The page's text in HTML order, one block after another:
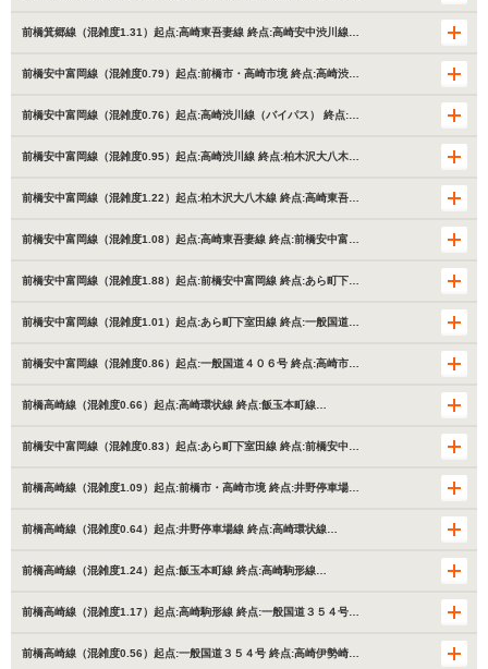
前橋箕郷線（混雑度1.31）起点:高崎東吾妻線 終点:高崎安中渋川線…
前橋安中富岡線（混雑度0.79）起点:前橋市・高崎市境 終点:高崎渋…
前橋安中富岡線（混雑度0.76）起点:高崎渋川線（バイパス） 終点:…
前橋安中富岡線（混雑度0.95）起点:高崎渋川線 終点:柏木沢大八木…
前橋安中富岡線（混雑度1.22）起点:柏木沢大八木線 終点:高崎東吾…
前橋安中富岡線（混雑度1.08）起点:高崎東吾妻線 終点:前橋安中富…
前橋安中富岡線（混雑度1.88）起点:前橋安中富岡線 終点:あら町下…
前橋安中富岡線（混雑度1.01）起点:あら町下室田線 終点:一般国道…
前橋安中富岡線（混雑度0.86）起点:一般国道４０６号 終点:高崎市…
前橋高崎線（混雑度0.66）起点:高崎環状線 終点:飯玉本町線…
前橋安中富岡線（混雑度0.83）起点:あら町下室田線 終点:前橋安中…
前橋高崎線（混雑度1.09）起点:前橋市・高崎市境 終点:井野停車場…
前橋高崎線（混雑度0.64）起点:井野停車場線 終点:高崎環状線…
前橋高崎線（混雑度1.24）起点:飯玉本町線 終点:高崎駒形線…
前橋高崎線（混雑度1.17）起点:高崎駒形線 終点:一般国道３５４号…
前橋高崎線（混雑度0.56）起点:一般国道３５４号 終点:高崎伊勢崎…